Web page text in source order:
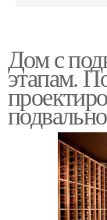
Дом с
этапам.